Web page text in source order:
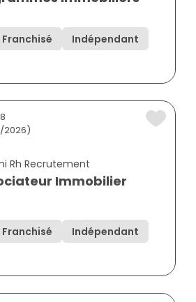
Franchisé
Indépendant
2026)
Rh Recrutement
Immobilier
Franchisé
Indépendant